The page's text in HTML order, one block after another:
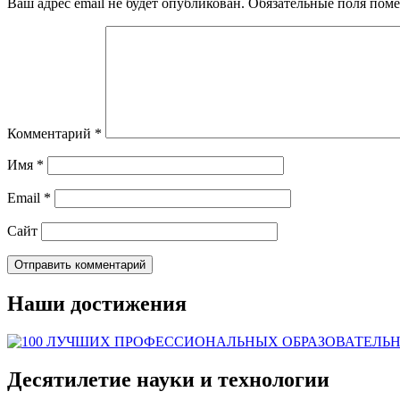
Ваш адрес email не будет опубликован. Обязательные поля
Комментарий *
Имя *
Email *
Сайт
Наши достижения
Десятилетие науки и технологии